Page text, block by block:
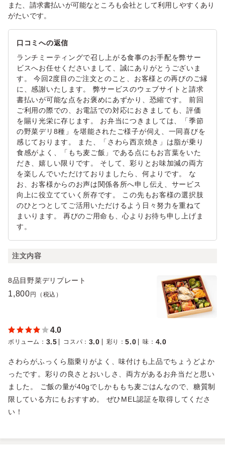
また、請求書払いが可能なところも会社として利用しやすくあり
がたいです。
口コミへの返信
ランチミーティングで召し上がる食事のお手配を弊サー
ビスへお任せくださいまして、誠にありがとうございま
す。 今回2度目のご注文とのこと、お客様との再びのご縁
に、感謝いたします。 弊サービスのウェブサイトと請求
書払いが可能な点をお褒めにあずかり、恐縮です。 前回
ご利用の際での、お電話での対応におきましても、評価
を賜り光栄に存じます。 お弁当につきましては、「季節
の野菜デリ8種」を堪能されたご様子が伺え、一同喜びを
感じております。 また、「さわら西京焼き」は脂が乗り
食感がよく、「もち麦ご飯」である点にもお言葉をいた
だき、嬉しい限りです。 そして、彩りとお味加減の両方
を楽しんでいただけておりましたら、何よりです。 な
お、お客様からのお声は関係各所へ申し伝え、サービス
向上に役立てていく所存です。 この先もお客様の選択肢
のひとつとしてご活用いただけるよう日々努力を重ねて
まいります。 再びのご用命も、心よりお待ち申し上げま
す。
注文内容
8品目野菜デリプレート
1,800円（税込）
4.0
ボリューム ： 3.5 コスパ ： 3.0 彩り ：5.0 味 ： 4.0
さわらがふっくら脂乗りがよく、味付けも上品でちょうどよか
ったです。彩りの良さとおいしさ、両方があるお弁当だと思い
ました。 ご飯の量が40gでしかももち麦ごはんなので、糖質制
限している方にもおすすめ。 ぜひMEL認証を取得してくださ
い！